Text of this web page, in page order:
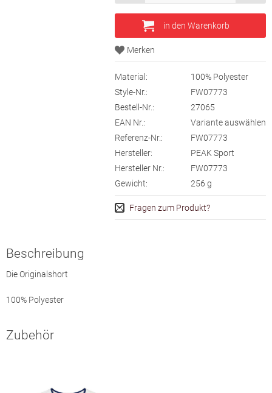
Material:
100% Polyester
Style-Nr.:
FW07773
Bestell-Nr.:
27065
EAN Nr.:
Variante auswählen
Referenz-Nr.:
FW07773
Hersteller:
PEAK Sport
Hersteller Nr.:
FW07773
Gewicht:
256 g
Fragen zum Produkt?
Beschreibung
Die Originalshort
100% Polyester
Zubehör